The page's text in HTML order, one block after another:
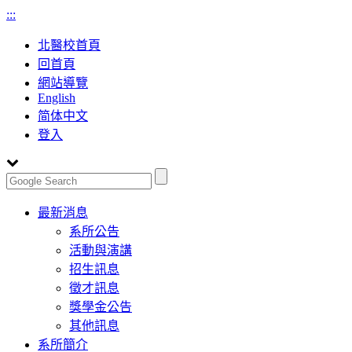
:::
北醫校首頁
回首頁
網站導覽
English
简体中文
登入
Toggle
navigation
最新消息
系所公告
活動與演講
招生訊息
徵才訊息
獎學金公告
其他訊息
系所簡介